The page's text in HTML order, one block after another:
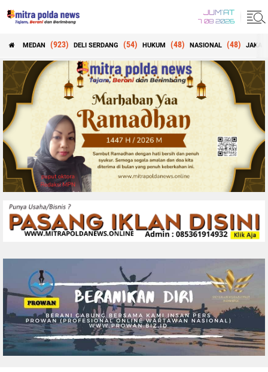
JUM'AT
7 08 2026
MEDAN (923) DELI SERDANG (54) HUKUM (48) NASIONAL (48)